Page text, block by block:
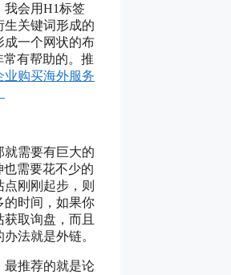
我会用H1标签
生关键词形成的
成一个网状的布
常有帮助的。推
业购买海外服务
就需要有巨大的
也需要花不少的
刚刚起步，则
的时间，如果你
取询盘，而且
法就是外链。
最推荐的就是论